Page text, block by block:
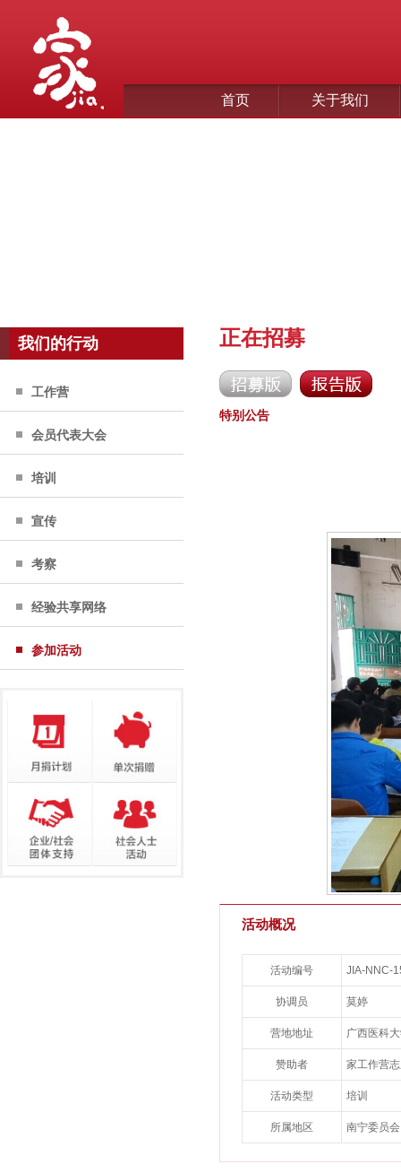
首页 关于我们
我们的行动
工作营
会员代表大会
培训
宣传
考察
经验共享网络
参加活动
正在招募
特别公告
活动概况
活动编号 JIA-NNC-
协调员 莫婷
营地地址 广西医科
赞助者 家工作营
活动类型 培训
所属地区 南宁委员会